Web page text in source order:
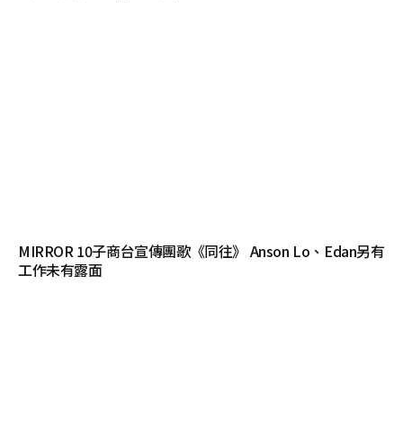
MIRROR 10子商台宣傳團歌《同往》 Anson Lo、Edan另有
工作未有露面